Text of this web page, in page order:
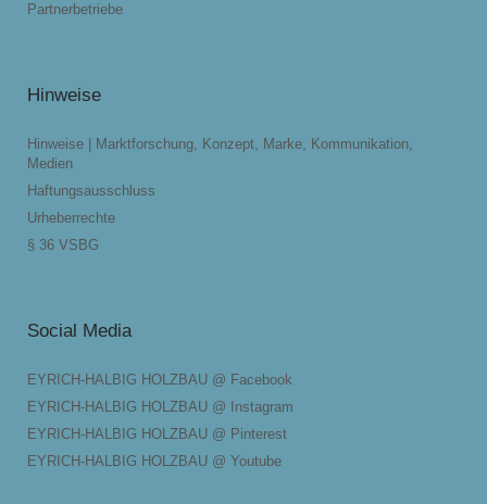
Partnerbetriebe
Hinweise
Hinweise | Marktforschung, Konzept, Marke, Kommunikation,
Medien
Haftungsausschluss
Urheberrechte
§ 36 VSBG
Social Media
EYRICH-HALBIG HOLZBAU @ Facebook
EYRICH-HALBIG HOLZBAU @ Instagram
EYRICH-HALBIG HOLZBAU @ Pinterest
EYRICH-HALBIG HOLZBAU @ Youtube